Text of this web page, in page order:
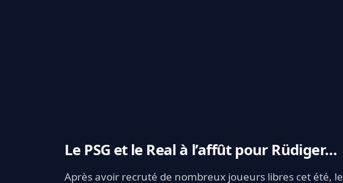
Le PSG et le Real à l’affût pour Rüdiger…
Après avoir recruté de nombreux joueurs libres cet été, le